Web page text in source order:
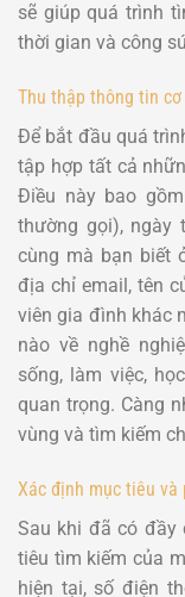
sẽ giúp quá trình
thời gian và công
Thu thập thông tin cơ
Để bắt đầu quá
tập hợp tất cả
Điều này bao
thường gọi), ngày
cùng mà bạn biết
địa chỉ email, tên
viên gia đình khác
nào về nghề
sống, làm việc,
quan trọng. Càng
vùng và tìm kiếm
Xác định mục tiêu
Sau khi đã có đầy
tiêu tìm kiếm của
hiện tại, số điện